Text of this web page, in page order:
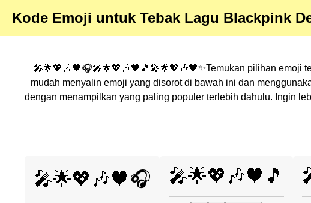
Kode Emoji untuk Tebak Lagu Blackpink
🎤🌟💖🎶🖤🎧🎤🌟💖🎶🖤🎵🎤🌟💖🎶🖤✨Temukan pilihan emoji
mudah menyalin emoji yang disorot di bawah ini dan
dengan menampilkan yang paling populer terlebih dahulu. Ingin
🎤🌟💖🎶🖤🎧 🎤🌟💖🎶🖤🎵